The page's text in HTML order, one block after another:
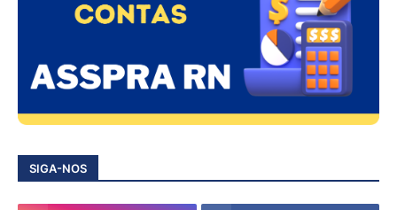
SIGA-NOS